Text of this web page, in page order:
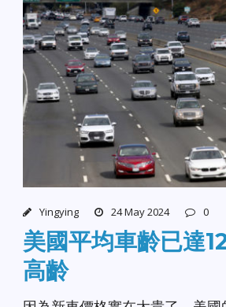
Yingying 24 May 2024 0
美國平均車齡已達
高齡